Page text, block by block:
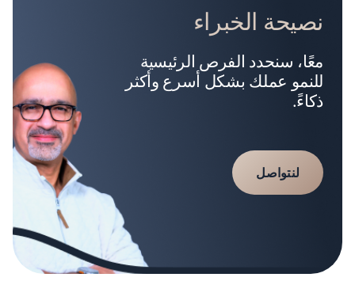
نصيحة الخبراء
معًا، سنحدد الفرص الرئيسية
للنمو عملك بشكل أسرع وأكثر
ذكاءً.
لنتواصل